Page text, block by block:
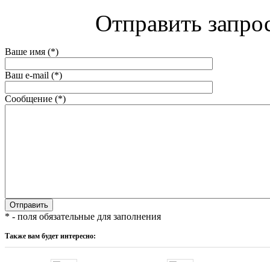
Отправить
Ваше имя (*)
Ваш e-mail (*)
Сообщение (*)
* - поля обязательные для заполнения
Также вам будет интересно: